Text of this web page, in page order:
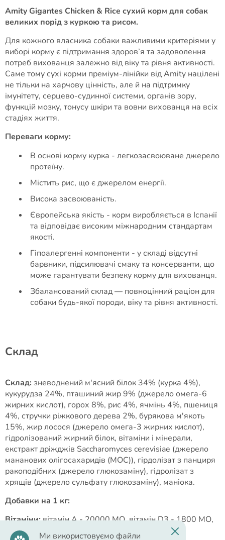
Amity Gigantes Chicken & Rice сухий корм для собак
великих порід з куркою та рисом.
Для кожного власника собаки важливими критеріями у
виборі корму є підтримання здоров’я та задоволення
потреб вихованця залежно від віку та рівня активності.
Саме тому сухі корми преміум-лінійки від Amity націлені
не тільки на харчову цінність, але й на підтримку
імунітету, серцево-судинної системи, органів зору,
функцій мозку, тонусу шкіри та вовни вихованця на всіх
стадіях життя.
Переваги корму:
В основі корму курка - легкозасвоюване джерело
протеїну.
Містить рис, що є джерелом енергії.
Висока засвоюваність.
Європейська якість - корм виробляється в Іспанії
та відповідає високим міжнародним стандартам
якості.
Гіпоалергенні компоненти - у складі відсутні
барвники, підсилювачі смаку та консерванти, що
може гарантувати безпеку корму для вихованця.
Збалансований склад — повноцінний раціон для
собаки будь-якої породи, віку та рівня активності.
Cклад
Склад: зневоднений м'ясний білок 34% (курка 4%),
кукурудза 24%, пташиний жир 9% (джерело омега-6
жирних кислот), горох 8%, рис 4%, ячмінь 4%, пшениця
4%, стручки ріжкового дерева 2%, бурякова м'якоть
15%, жир лосося (джерело омега-3 жирних кислот),
гідролізований жирний білок, вітаміни і мінерали,
екстракт дріжджів Saccharomyces cerevisiae (джерело
мананових олігосахаридів (МОС)), гірдолізат з панциря
ракоподібних (джерело глюкозаміну), гідролізат з
хрящів (джерело сульфату глюкозаміну), маніока.
Добавки на 1 кг:
Вітаміни:вітамін А - 20000 МО, вітамін D3 - 1800 МО,
вітамін Е - 200 мг, вітамін С - 100 мг.
Ми використовуємо файли